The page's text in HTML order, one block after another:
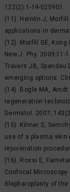
122(2):1-19-020901.
(11). Heinlin J,
applications in
(12). Morfill GE,
New J. Phy.
Travers JB, Spandau
emerging options.
(14). Bogle MA,
regeneration
Dermatol. 2007;
(15). Kilmer S,
use of a plasma skin
rejuvenation
(16). Rossi E,
Confocal Microscopy
Blepharoplasty of the